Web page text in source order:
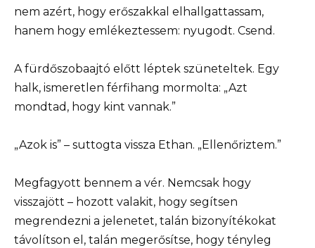
nem azért, hogy erőszakkal elhallgattassam,
hanem hogy emlékeztessem: nyugodt. Csend.
A fürdőszobaajtó előtt léptek szüneteltek. Egy
halk, ismeretlen férfihang mormolta: „Azt
mondtad, hogy kint vannak.”
„Azok is” – suttogta vissza Ethan. „Ellenőriztem.”
Megfagyott bennem a vér. Nemcsak hogy
visszajött – hozott valakit, hogy segítsen
megrendezni a jelenetet, talán bizonyítékokat
távolítson el, talán megerősítse, hogy tényleg